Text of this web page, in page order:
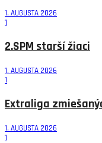
1. AUGUSTA 2026
1
2.SPM starší žiaci
1. AUGUSTA 2026
1
Extraliga
1. AUGUSTA 2026
1